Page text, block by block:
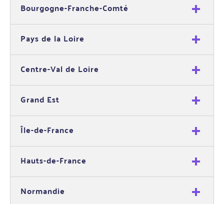
Bourgogne-Franche-Comté
Pays de la Loire
Centre-Val de Loire
Grand Est
Île-de-France
Hauts-de-France
Normandie